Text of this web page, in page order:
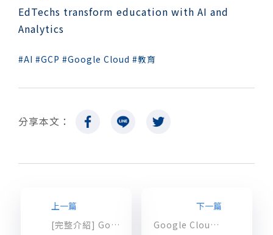
EdTechs transform education with AI and
Analytics
AI GCP Google Cloud 教育
分享本文：
上一篇
[完整介紹] Google Cloud 年度重點 Anthos：管理跨雲應用的平台
下一篇
Google Cloud 首公開！如何有效抵禦大規模 DDoS 攻擊？─ 趨勢篇